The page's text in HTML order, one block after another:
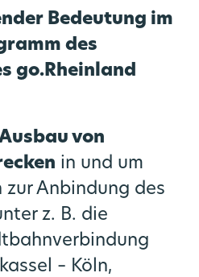
Bedeutung im
des
go.Rheinland
von
in und um
zur Anbindung des
z. B. die
– Köln,
Rechner
Bildmaterial
Partner
Newsletter